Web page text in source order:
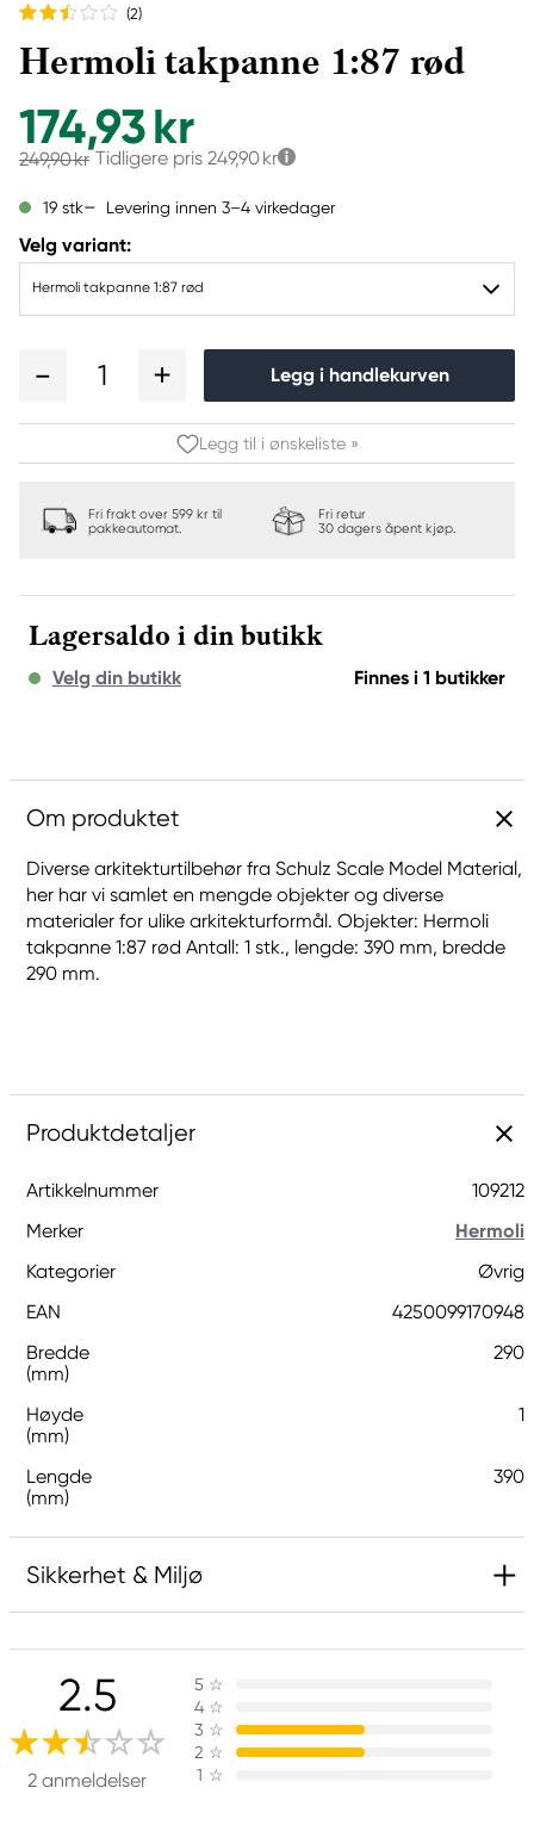
(2)
Hermoli takpanne 1:87 rød
174,93 kr
249,90 kr Tidligere pris 249,90 kr
19 stk Levering innen 3–4 virkedager
Velg variant:
Hermoli takpanne 1:87 rød
1 Legg i handlekurven
Legg til i ønskeliste »
Fri frakt over 599 kr til
pakkeautomat.
Fri retur
30 dagers åpent kjøp.
Lagersaldo i din butikk
Velg din butikk Finnes i 1 butikker
Om produktet
Diverse arkitekturtilbehør fra Schulz Scale Model Material,
her har vi samlet en mengde objekter og diverse
materialer for ulike arkitekturformål. Objekter: Hermoli
takpanne 1:87 rød Antall: 1 stk., lengde: 390 mm, bredde
290 mm.
Produktdetaljer
Artikkelnummer
109212
Merker
Hermoli
Kategorier
Øvrig
EAN
4250099170948
Bredde
(mm)
290
Høyde
(mm)
1
Lengde
(mm)
390
Sikkerhet & Miljø
Ansvarlig EU
Hermoli
Hahnemühle FineArt GmbH
Hahnestraße 5
37586 Dassel, Germany
2.5
2 anmeldelser
5 ☆
4 ☆
3 ☆
2 ☆
1 ☆